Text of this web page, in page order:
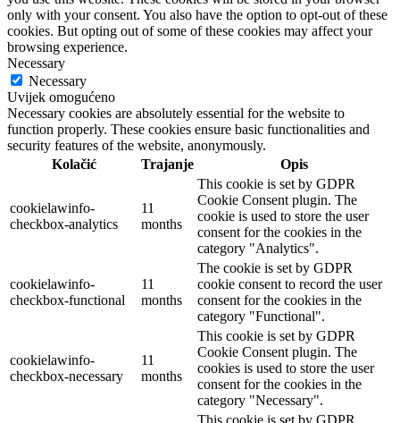
only with your consent. You also have the option to opt-out of these
cookies. But opting out of some of these cookies may affect your
browsing experience.
Necessary
Necessary
Uvijek omogućeno
Necessary cookies are absolutely essential for the website to
function properly. These cookies ensure basic functionalities and
security features of the website, anonymously.
Kolačić
Trajanje Opis
cookielawinfo-
checkbox-analytics
11
months
This cookie is set by GDPR
Cookie Consent plugin. The
cookie is used to store the user
consent for the cookies in the
category "Analytics".
cookielawinfo-
checkbox-functional
11
months
The cookie is set by GDPR
cookie consent to record the user
consent for the cookies in the
category "Functional".
cookielawinfo-
checkbox-necessary
11
months
This cookie is set by GDPR
Cookie Consent plugin. The
cookies is used to store the user
consent for the cookies in the
category "Necessary".
This cookie is set by GDPR